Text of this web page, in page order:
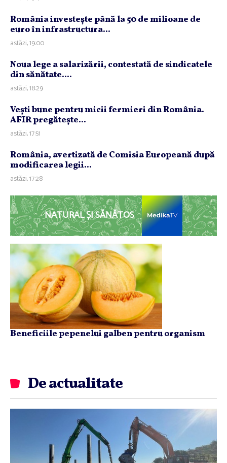
România investeşte până la 50 de milioane de
euro în infrastructura...
astăzi, 19:00
Noua lege a salarizării, contestată de sindicatele
din sănătate....
astăzi, 18:29
Veşti bune pentru micii fermieri din România.
AFIR pregăteşte...
astăzi, 17:51
România, avertizată de Comisia Europeană după
modificarea legii...
astăzi, 17:28
NATURAL ȘI SĂNĂTOS
Beneficiile pepenelui galben pentru organism
De actualitate